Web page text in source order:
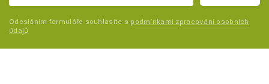
Odesláním formuláře souhlasíte s podmínkami zpracování osobních
údajů